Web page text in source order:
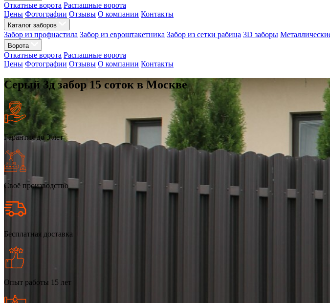
Откатные ворота Распашные ворота
Цены Фотографии Отзывы О компании Контакты
Каталог заборов
Забор из профнастила Забор из евроштакетника Забор из сетки рабица 3D заборы
Ворота
Откатные ворота Распашные ворота
Цены Фотографии Отзывы О компании Контакты
Серый 3д забор 15 соток в Москве
Гарантия до 3 лет
Своё производство
Бесплатная доставка
Опыт работы 15 лет